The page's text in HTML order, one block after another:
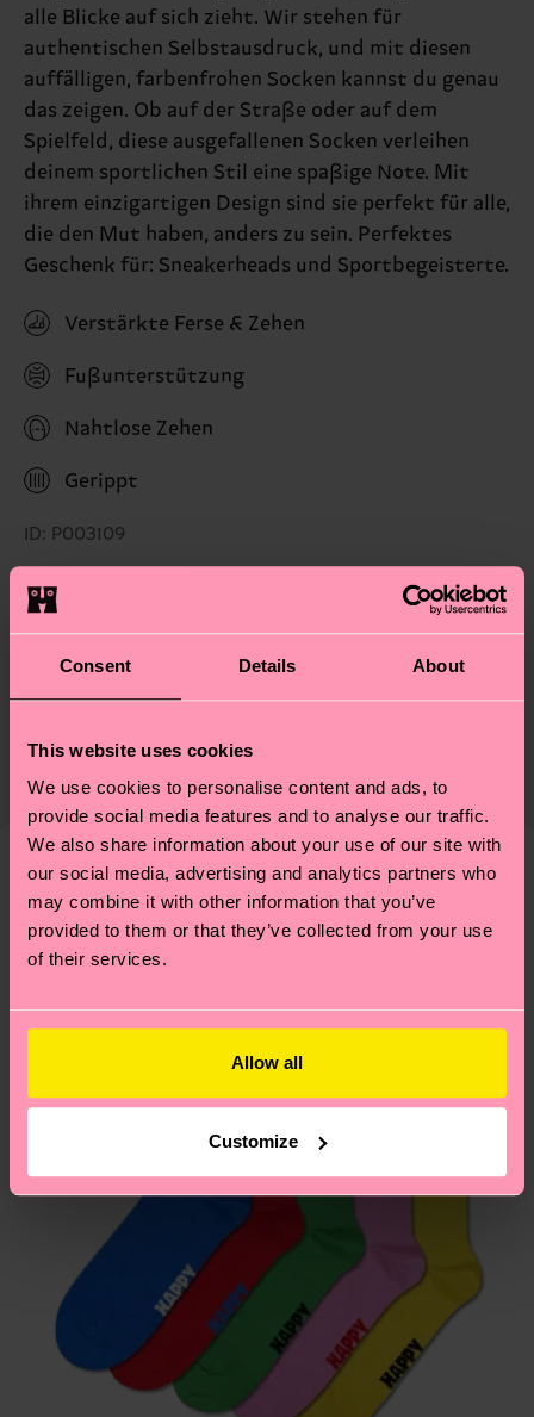
Consent Details About
This website uses cookies
We use cookies to personalise content and ads, to
provide social media features and to analyse our traffic.
We also share information about your use of our site with
our social media, advertising and analytics partners who
may combine it with other information that you’ve
provided to them or that they’ve collected from your use
of their services.
Allow all
Customize
alle Blicke auf sich zieht. Wir stehen für
authentischen Selbstausdruck, und mit diesen
auffälligen, farbenfrohen Socken kannst du genau
das zeigen. Ob auf der Straße oder auf dem
Spielfeld, diese ausgefallenen Socken verleihen
deinem sportlichen Stil eine spaßige Note. Mit
ihrem einzigartigen Design sind sie perfekt für alle,
die den Mut haben, anders zu sein. Perfektes
Geschenk für: Sneakerheads und Sportbegeisterte.
Verstärkte Ferse & Zehen
Fußunterstützung
Nahtlose Zehen
Gerippt
ID: P003109
Materials
74% Cotton, 23% Polyamide, 3% Elastane
Nachhaltigkeit ist mehr als nur Qualität und
Lieferkette, die Reduzierung von Emissionen, die
richtige Pflege von Socken und VIELES MEHR!
Weitere Informationen sowie Tipps und Tricks
findest du auf unsererNachhaltigkeitsseite.
Versand & Retouren
Die Lieferzeit hängt vom Zielland der Bestellung
ab und unsere länderspezifische Versandübersicht
findest duhier. Die Lieferzeit beginnt sobald
deine Bestellung versandt wurde. Bitte bedenke,
dass es sich hierbei um einen Richtwert handelt
und die genaue Lieferzeit von der lokalen Post in
deinem Land abhängt.
Hilfebereich im ArtikelRetourenfindest du die
am häufigsten gestellten Fragen.
Ähnliche muster